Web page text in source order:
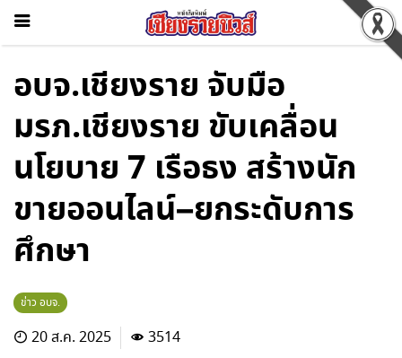
อบจ.เชียงราย จับมือ
มรภ.เชียงราย ขับเคลื่อน
นโยบาย 7 เรือธง สร้างนัก
ขายออนไลน์–ยกระดับการ
ศึกษา
ข่าว อบจ.
20 ส.ค. 2025
3514